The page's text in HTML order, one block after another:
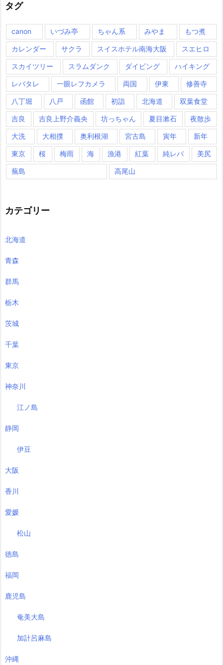
タグ
canon いづみ亭 ちゃん系 みやま もつ煮
カレンダー サクラ スイスホテル南海大阪 スエヒロ
スカイツリー スラムダンク ダイビング ハイキング
レバタレ 一眼レフカメラ 両国 伊東 修善寺
八丁堀 八戸 函館 初詣 北海道 双葉食堂
吉良 吉良上野介義央 坊っちゃん 夏目漱石 夜散歩
大洗 大相撲 奥利根湖 宮古島 寅年 新年
東京 桜 梅雨 海 漁港 紅葉 純レバ 美尻
蕪島 高尾山
カテゴリー
北海道
青森
群馬
栃木
茨城
千葉
東京
神奈川
江ノ島
静岡
伊豆
大阪
香川
愛媛
松山
徳島
福岡
鹿児島
奄美大島
加計呂麻島
沖縄